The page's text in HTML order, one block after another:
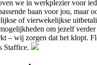
we in werkplezier voor
baan voor jou, maar
of vierwekelijkse
om jezelf
– wij zorgen dat het klopt.
Staffice.